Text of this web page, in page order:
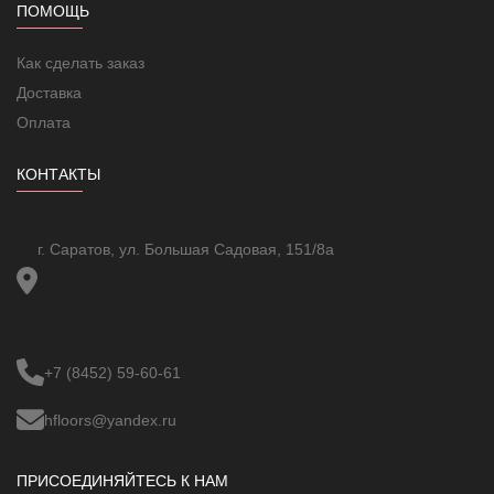
Страна производства
ПОМОЩЬ
Как сделать заказ
Доставка
Оплата
КОНТАКТЫ
г. Саратов, ул. Большая Садовая, 151/8а
+7 (8452) 59-60-61
hfloors@yandex.ru
ПРИСОЕДИНЯЙТЕСЬ К НАМ